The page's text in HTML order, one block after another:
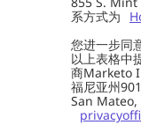
系方式为
您进一步同
以上表格中
商Marketo
福尼亚州
San Mateo,